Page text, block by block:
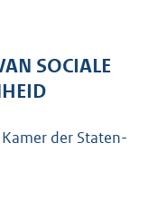
SOCIALE
der Staten-